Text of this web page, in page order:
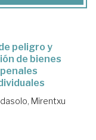
peligro y
de bienes
Mirentxu